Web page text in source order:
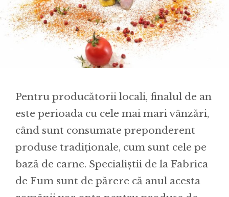
Pentru producătorii locali, finalul de an
este perioada cu cele mai mari vânzări,
când sunt consumate preponderent
produse tradiționale, cum sunt cele pe
bază de carne. Specialiștii de la Fabrica
de Fum sunt de părere că anul acesta